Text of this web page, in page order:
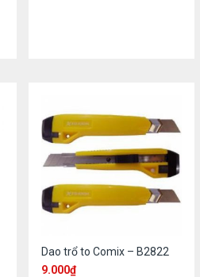
Dao trổ to Comix – B2822
9.000₫